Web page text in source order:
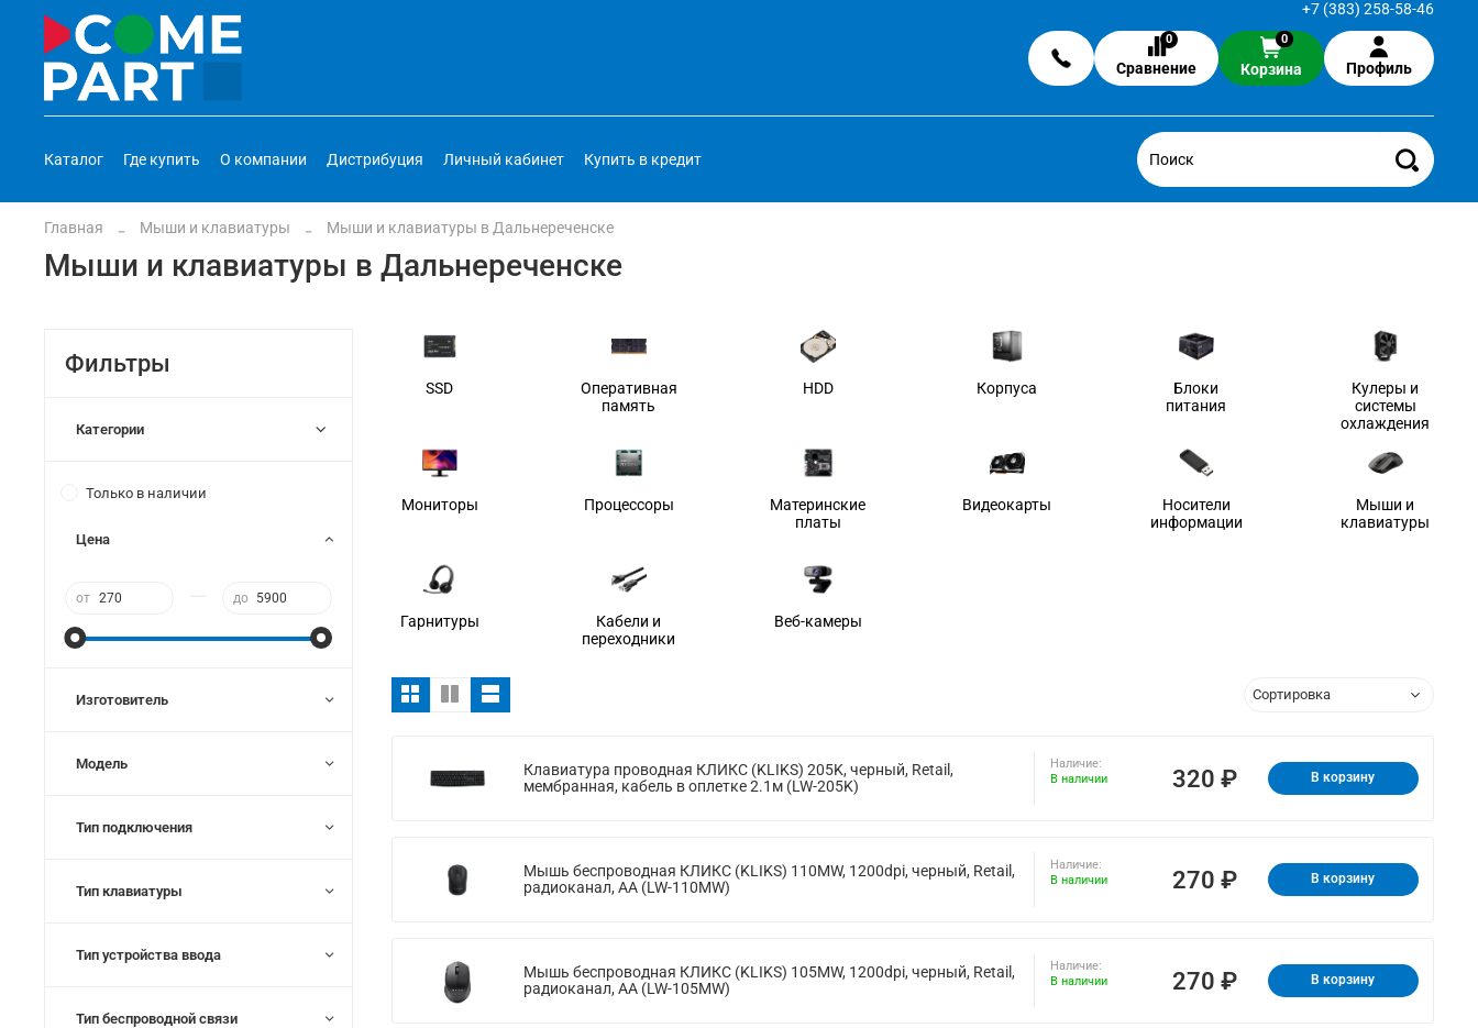
+7 (383) 258-58-46
0
Сравнение
0
Корзина Профиль
Каталог Где купить О компании Дистрибуция Личный кабинет Купить в кредит
Главная Мыши и клавиатуры Мыши и клавиатуры в Дальнереченске
Мыши и клавиатуры в Дальнереченске
SSD
Оперативная
память
HDD Корпуса
Блоки
питания
Кулеры и
системы
охлаждения
Мониторы Процессоры
Материнские
платы
Видеокарты
Носители
информации
Мыши и
клавиатуры
Гарнитуры
Кабели и
переходники
Веб-камеры
Клавиатура проводная КЛИКС (KLIKS) 205K, черный, Retail,
мембранная, кабель в оплетке 2.1м (LW-205K)
Наличие:
В наличии
320 ₽ В корзину
Мышь беспроводная КЛИКС (KLIKS) 110MW, 1200dpi, черный, Retail,
радиоканал, AA (LW-110MW)
Наличие:
В наличии
270 ₽ В корзину
Мышь беспроводная КЛИКС (KLIKS) 105MW, 1200dpi, черный, Retail,
радиоканал, AA (LW-105MW)
Наличие:
В наличии
270 ₽ В корзину
Фильтры
Категории
Только в наличии
Цена
от до
Изготовитель
Модель
Тип подключения
Тип клавиатуры
Тип устройства ввода
Тип беспроводной связи